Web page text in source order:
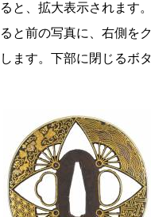
と、拡大表示されます
と前の写真に、右側を
ます。下部に閉じるボ